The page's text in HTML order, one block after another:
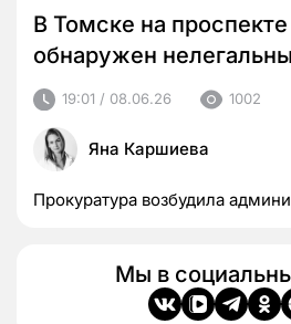
В Томске на
обнаружен
19:01 / 08.06.26 1002
Яна Каршиева
Прокуратура возбудила
Мы в